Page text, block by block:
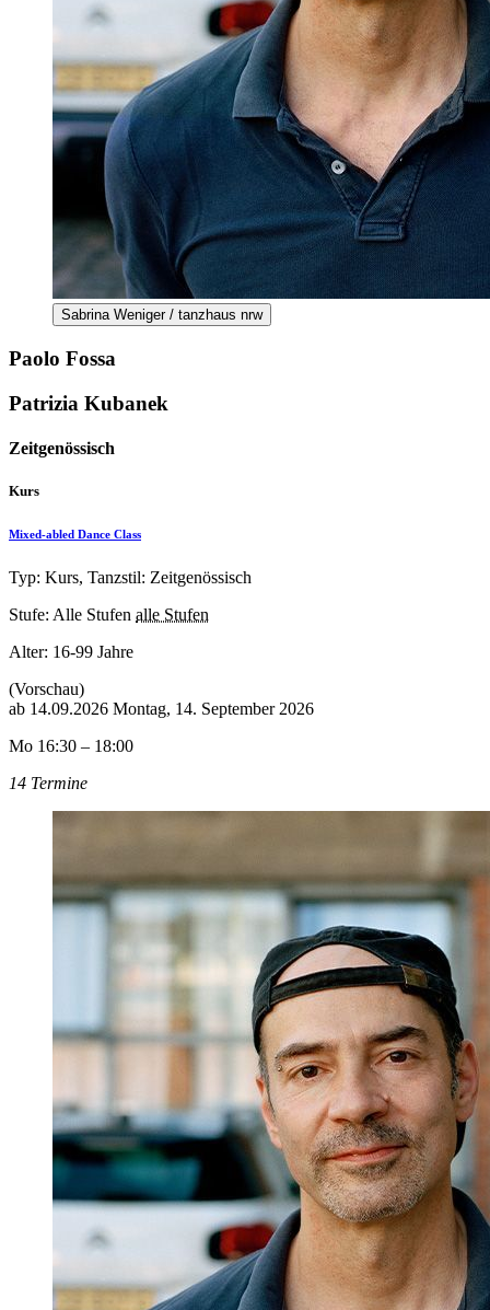
Sabrina Weniger / tanzhaus nrw
Paolo Fossa
Patrizia Kubanek
Zeitgenössisch
Kurs
Mixed-abled Dance Class
Typ: Kurs, Tanzstil: Zeitgenössisch
Stufe: Alle Stufen alle Stufen
Alter: 16-99 Jahre
(Vorschau)
ab 14.09.2026 Montag, 14. September 2026
Mo 16:30 – 18:00
14 Termine